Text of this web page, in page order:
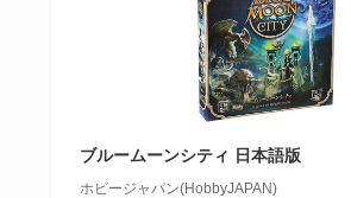
ブルームーンシティ 日本語版
ホビージャパン(HobbyJAPAN)